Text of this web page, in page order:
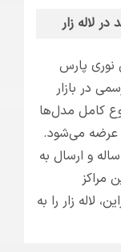
لاله زار
نوری پارس
در بازار
کامل مدل‌ها
عرضه می‌شود.
نمایندگی‌ها خدمات نصب، ضمانت 1-2 ساله و ارسال به
مراکز
لاله زار را به